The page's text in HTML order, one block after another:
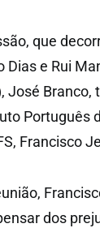
que
Dias e Rui
José Branco,
Português
Francisco
dos